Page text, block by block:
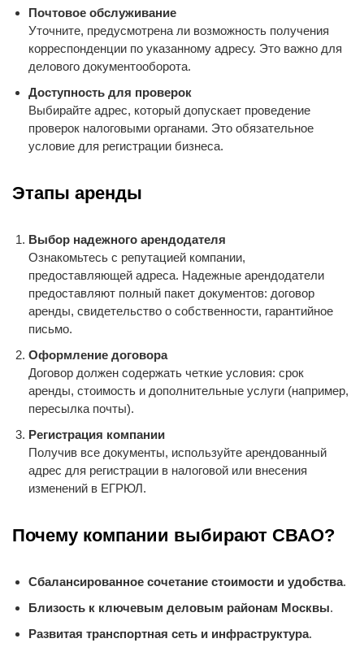
Почтовое обслуживание
Уточните, предусмотрена ли возможность получения
корреспонденции по указанному адресу. Это важно для
делового документооборота.
Доступность для проверок
Выбирайте адрес, который допускает проведение
проверок налоговыми органами. Это обязательное
условие для регистрации бизнеса.
Этапы аренды
Выбор надежного арендодателя
Ознакомьтесь с репутацией компании,
предоставляющей адреса. Надежные арендодатели
предоставляют полный пакет документов: договор
аренды, свидетельство о собственности, гарантийное
письмо.
Оформление договора
Договор должен содержать четкие условия: срок
аренды, стоимость и дополнительные услуги (например,
пересылка почты).
Регистрация компании
Получив все документы, используйте арендованный
адрес для регистрации в налоговой или внесения
изменений в ЕГРЮЛ.
Почему компании выбирают СВАО?
Сбалансированное сочетание стоимости и удобства.
Близость к ключевым деловым районам Москвы.
Развитая транспортная сеть и инфраструктура.